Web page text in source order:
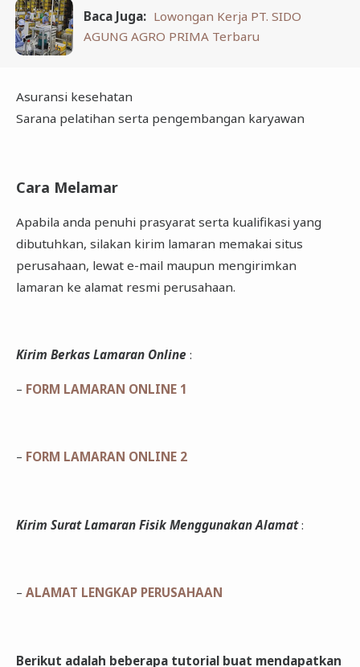
Baca Juga: Lowongan Kerja PT. SIDO
AGUNG AGRO PRIMA Terbaru
Asuransi kesehatan
Sarana pelatihan serta pengembangan karyawan
Cara Melamar
Apabila anda penuhi prasyarat serta kualifikasi yang
dibutuhkan, silakan kirim lamaran memakai situs
perusahaan, lewat e-mail maupun mengirimkan
lamaran ke alamat resmi perusahaan.
Kirim Berkas Lamaran Online :
– FORM LAMARAN ONLINE 1
– FORM LAMARAN ONLINE 2
Kirim Surat Lamaran Fisik Menggunakan Alamat:
– ALAMAT LENGKAP PERUSAHAAN
Berikut adalah beberapa tutorial buat mendapatkan